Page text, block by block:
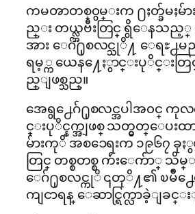
ကမၻာတစ္၀ွမ္းက ႐ႈတ္ခ်မႈမ်ာ
ည္း တယ္လ္အဗီးတြင္ ရွိေနသည့္
အား ေဂ်႐ုစလင္သုိ႔ ေရႊ႕
ရမ့္က ယေန႔ေႏွာင္းပုိင္းတ
ည္ျဖစ္သည္။
အေရွ႕ေဂ်႐ုစလင္အပါအ၀င္
င္းပုိင္နက္အျဖစ္ သတ္မွတ္ေပ
မ်ားကုိ အစၥေရးက ၁၉၆၇ ခု
တြင္ တစ္စတစ္စ က်ဴးေက်ာ္ သိမ္
ေဂ်႐ုစလင္ကုိ ၎တုိ႔၏ ၿမိဳ႕ေ
ကျငာရန္ ေဆာင္ရြက္လာခဲ့ျခင္း